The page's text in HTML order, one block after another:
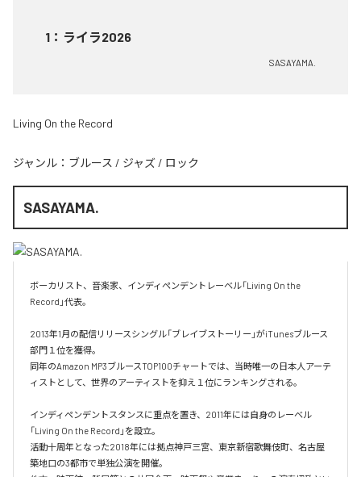
1 ： ライラ2026
SASAYAMA.
Living On the Record
ジャンル： ブルース / ジャズ / ロック
SASAYAMA.
ボーカリスト、音楽家、インディペンデントレーベル「Living On the
Record」代表。
2013年1月の配信リリースシングル「ブレイブストーリー」がiTunesブルース
部門１位を獲得。
同年のAmazon MP3ブルースTOP100チャートでは、当時唯一の日本人アーテ
ィストとして、世界のアーティストを抑え１位にランキングされる。
インディペンデントスタンスに重点を置き、2011年には自身のレーベル
「Living On the Record」を設立。
活動十周年となった2018年には拠点神戸三宮、東京新宿歌舞伎町、名古屋
築地口の3都市で単独公演を開催。